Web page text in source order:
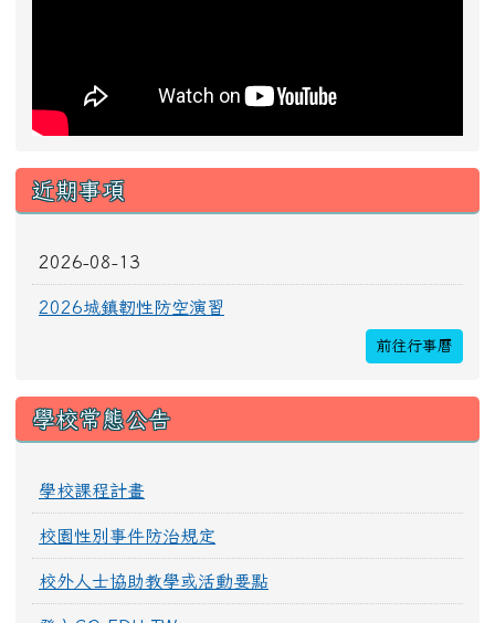
近期事項
2026-08-13
2026城鎮韌性防空演習
前往行事曆
學校常態公告
學校課程計畫
校園性別事件防治規定
校外人士協助教學或活動要點